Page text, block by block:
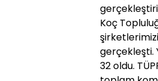
Koç
gerçekleşti.
32 oldu.